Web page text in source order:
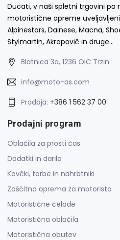
Ducati, v naši spletni trgovini pa
motoristične opreme
Alpinestars, Dainese, Macna,
Stylmartin, Akrapovič in druge…
Blatnica 3a, 1236 OIC Trzin
info@moto-as.com
Prodaja: +386 1 562 37 00
Prodajni program
Oblačila za prosti čas
Dodatki in darila
Kovčki, torbe in nahrbtniki
Zaščitna oprema za motorista
Motoristične čelade
Motoristična oblačila
Motoristična obutev